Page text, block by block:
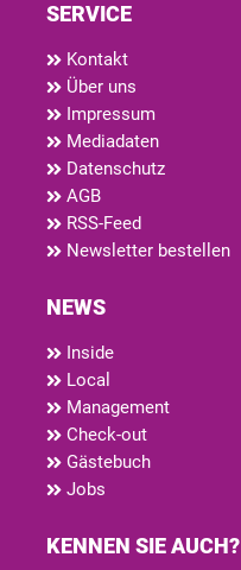
SERVICE
Kontakt
Über uns
Impressum
Mediadaten
Datenschutz
AGB
RSS-Feed
Newsletter bestellen
NEWS
Inside
Local
Management
Check-out
Gästebuch
Jobs
KENNEN SIE AUCH?